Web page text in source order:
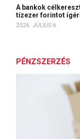
A bankok
tízezer forintot
2026. JÚLIUS 6.
PÉNZSZERZÉS